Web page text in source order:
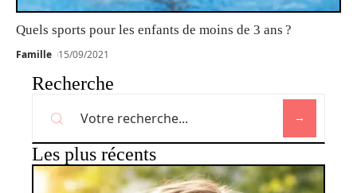
Quels sports pour les enfants de moins de 3 ans ?
Famille 15/09/2021
Recherche
Les plus récents